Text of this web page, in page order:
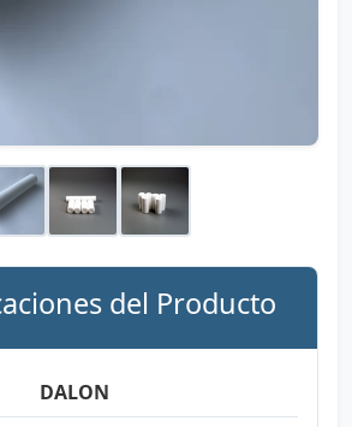
del Producto
DALON